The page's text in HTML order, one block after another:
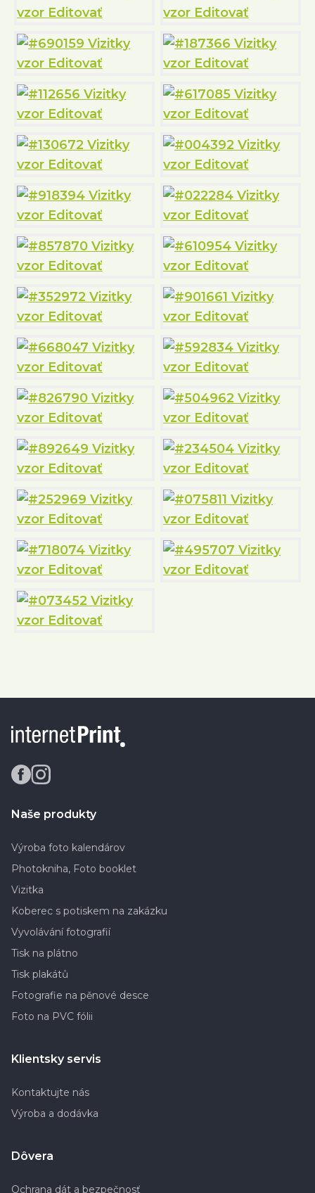
Naše produkty
Výroba foto kalendárov
Photokniha, Foto booklet
Vizitka
Koberec s potiskem na zakázku
Vyvolávání fotografií
Tisk na plátno
Tisk plakátů
Fotografie na pěnové desce
Foto na PVC fólii
Klientsky servis
Kontaktujte nás
Výroba a dodávka
Dôvera
Ochrana dát a bezpečnosť